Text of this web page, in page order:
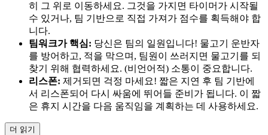
히 그 위로 이동하세요. 그것을 가지면 타이머가 시작될
수 있거나, 팀 기반으로 직접 가져가 점수를 획득해야 합
니다.
팀워크가 핵심: 당신은 팀의 일원입니다! 물고기 운반자
를 방어하고, 적을 막으며, 팀원이 쓰러지면 물고기를 되
찾기 위해 협력하세요. (비언어적) 소통이 중요합니다.
리스폰: 제거되면 걱정 마세요! 짧은 지연 후 팀 기반에
서 리스폰되어 다시 싸움에 뛰어들 준비가 됩니다. 이 짧
은 휴지 시간을 다음 움직임을 계획하는 데 사용하세요.
더 읽기